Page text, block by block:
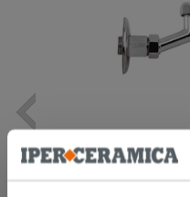
Lot de 2 coudes
chromé